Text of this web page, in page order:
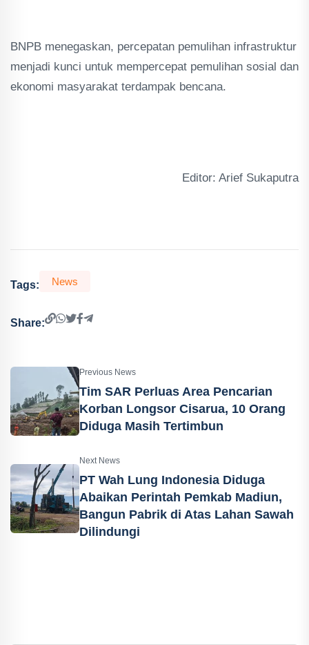
BNPB menegaskan, percepatan pemulihan infrastruktur
menjadi kunci untuk mempercepat pemulihan sosial dan
ekonomi masyarakat terdampak bencana.
Editor: Arief Sukaputra
Tags: News
Share:
Previous News
Tim SAR Perluas Area Pencarian
Korban Longsor Cisarua, 10 Orang
Diduga Masih Tertimbun
Next News
PT Wah Lung Indonesia Diduga
Abaikan Perintah Pemkab Madiun,
Bangun Pabrik di Atas Lahan Sawah
Dilindungi